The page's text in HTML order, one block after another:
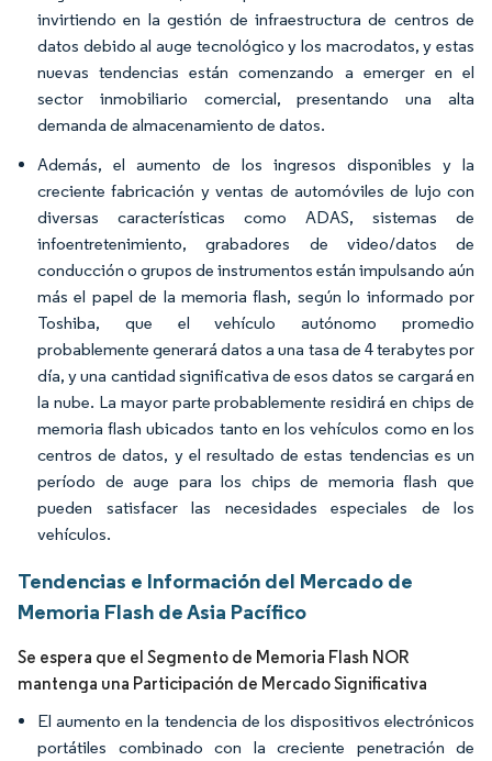
invirtiendo en la gestión de infraestructura de centros de
datos debido al auge tecnológico y los macrodatos, y estas
nuevas tendencias están comenzando a emerger en el
sector inmobiliario comercial, presentando una alta
demanda de almacenamiento de datos.
Además, el aumento de los ingresos disponibles y la
creciente fabricación y ventas de automóviles de lujo con
diversas características como ADAS, sistemas de
infoentretenimiento, grabadores de video/datos de
conducción o grupos de instrumentos están impulsando aún
más el papel de la memoria flash, según lo informado por
Toshiba, que el vehículo autónomo promedio
probablemente generará datos a una tasa de 4 terabytes por
día, y una cantidad significativa de esos datos se cargará en
la nube. La mayor parte probablemente residirá en chips de
memoria flash ubicados tanto en los vehículos como en los
centros de datos, y el resultado de estas tendencias es un
período de auge para los chips de memoria flash que
pueden satisfacer las necesidades especiales de los
vehículos.
Tendencias e Información del Mercado de
Memoria Flash de Asia Pacífico
Se espera que el Segmento de Memoria Flash NOR
mantenga una Participación de Mercado Significativa
El aumento en la tendencia de los dispositivos electrónicos
portátiles combinado con la creciente penetración de